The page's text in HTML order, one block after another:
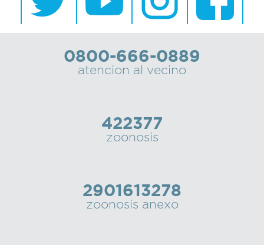
0800-666-0889
atencion al vecino
422377
zoonosis
2901613278
zoonosis anexo